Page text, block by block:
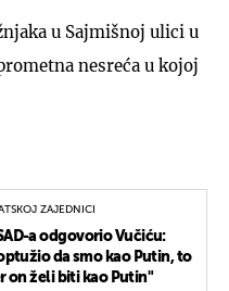
u Sajmišnoj ulici u
nesreća u kojoj
ZAJEDNICI
a odgovorio Vučiću:
da smo kao Putin, to
on želi biti kao Putin"